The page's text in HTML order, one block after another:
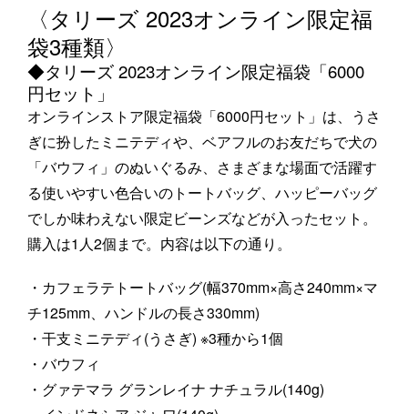
〈タリーズ 2023オンライン限定福
袋3種類〉
◆タリーズ 2023オンライン限定福袋「6000
円セット」
オンラインストア限定福袋「6000円セット」は、うさ
ぎに扮したミニテディや、ベアフルのお友だちで犬の
「バウフィ」のぬいぐるみ、さまざまな場面で活躍す
る使いやすい色合いのトートバッグ、ハッピーバッグ
でしか味わえない限定ビーンズなどが入ったセット。
購入は1人2個まで。内容は以下の通り。
・カフェラテトートバッグ(幅370mm×高さ240mm×マ
チ125mm、ハンドルの長さ330mm)
・干支ミニテディ(うさぎ) ※3種から1個
・バウフィ
・グァテマラ グランレイナ ナチュラル(140g)